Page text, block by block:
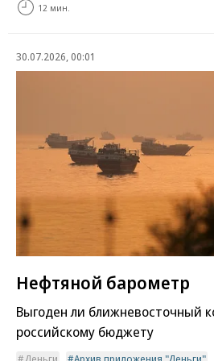
12 мин.
30.07.2026, 00:01
Нефтяной барометр
Выгоден ли ближневосточный
российскому бюджету